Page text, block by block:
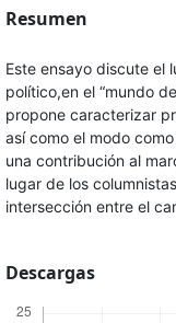
Resumen
Este ensayo discute el
político,en el “mundo
propone caracterizar
así como el modo
una contribución al
lugar de los
intersección entre el
Descargas